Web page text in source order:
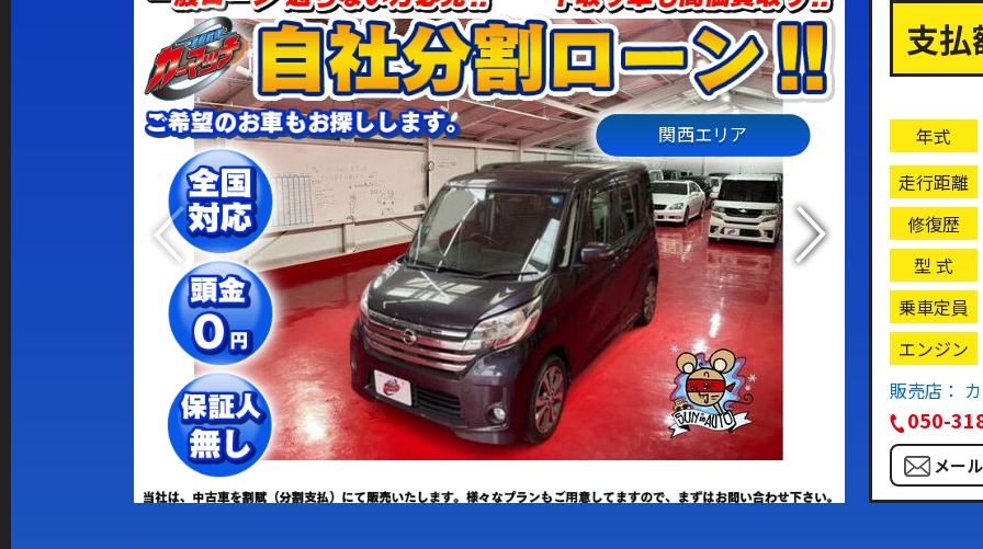
関西エリア
支
年式
走行距離
修復歴
型 式
乗車定員
エンジン
販売店：
050-
メー